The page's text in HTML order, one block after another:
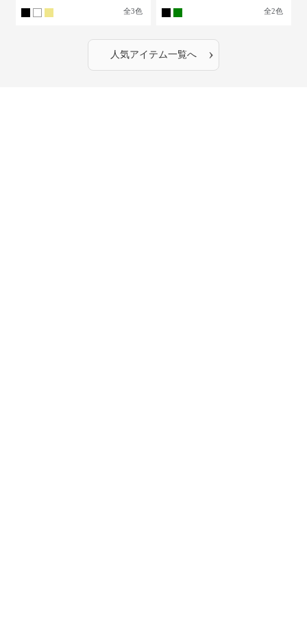
全3色 全2色
人気アイテム一覧へ ›